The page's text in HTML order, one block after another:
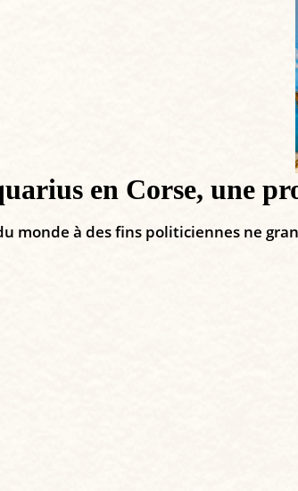
en Corse, une
monde à des fins politiciennes ne